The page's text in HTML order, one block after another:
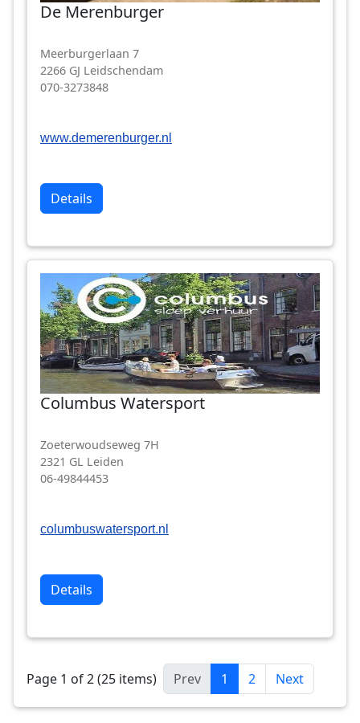
De Merenburger
Meerburgerlaan 7
2266 GJ Leidschendam
070-3273848
www.demerenburger.nl
Details
Columbus Watersport
Zoeterwoudseweg 7H
2321 GL Leiden
06-49844453
columbuswatersport.nl
Details
Page 1 of 2 (25 items) Prev 1 2 Next